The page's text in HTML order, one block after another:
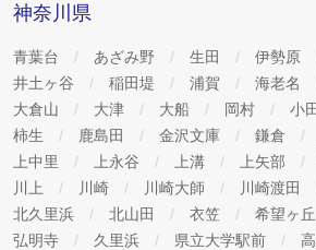
神奈川県
青葉台 あざみ野 生田 伊勢原
井土ヶ谷
稲田堤 浦賀 海老名
大倉山
大津 大船 岡村 小
柿生
鹿島田 金沢文庫 鎌倉
上中里
上永谷 上溝 上矢部
川上
川崎 川崎大師 川崎渡田
北久里浜
北山田 衣笠 希望ヶ丘
弘明寺
久里浜 県立大学駅前